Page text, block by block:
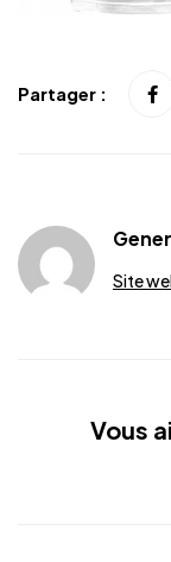
Partager :
Site
Vous